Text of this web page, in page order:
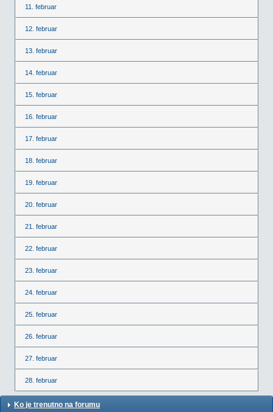
11. februar
12. februar
13. februar
14. februar
15. februar
16. februar
17. februar
18. februar
19. februar
20. februar
21. februar
22. februar
23. februar
24. februar
25. februar
26. februar
27. februar
28. februar
Ko je trenutno na forumu